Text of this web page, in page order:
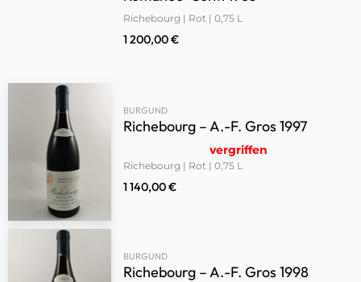
Richebourg | Rot | 0,75 L
1 200,00€
BURGUND
Richebourg – A.-F. Gros 1997
vergriffen
Richebourg | Rot | 0,75 L
1 140,00€
BURGUND
Richebourg – A.-F. Gros 1998